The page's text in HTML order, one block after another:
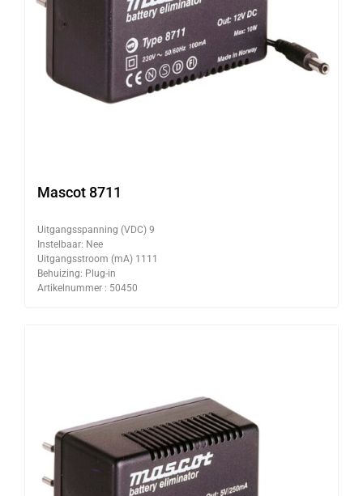
Mascot 8711
Uitgangsspanning (VDC) 9
Instelbaar: Nee
Uitgangsstroom (mA) 1111
Behuizing: Plug-in
Artikelnummer : 50450